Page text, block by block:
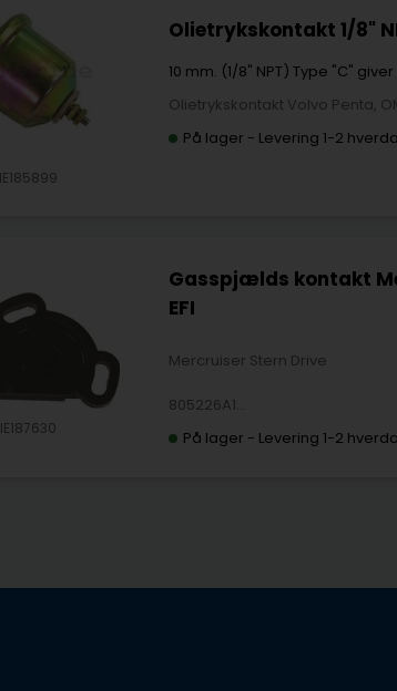
Olietrykskontakt 1/8"
10 mm. (1/8" NPT) Type "C"
Olietrykskontakt Volvo Penta,
På lager - Levering 1-2
Gasspjælds kontakt
EFI
Mercruiser Stern Drive
805226A1
På lager - Levering 1-2